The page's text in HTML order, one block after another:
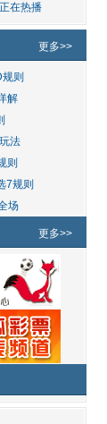
在热播
更多>>
则
解
法
则
7规则
场
更多>>